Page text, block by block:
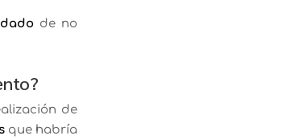
de no
de
que habría